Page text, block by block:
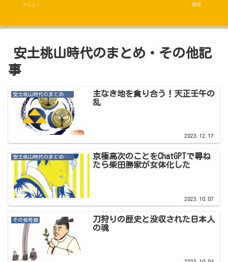
安土桃山時代のまとめ・その他記
事
安土桃山時代のまとめ・その他記事
主なき地を貪り合う！天正壬午の
乱
2023.12.17
安土桃山時代のまとめ・その他記事
京極高次のことをChatGPTで尋ね
たら柴田勝家が女体化した
2023.10.07
その他考察
刀狩りの歴史と没収された日本人
の魂
メニュー 検索